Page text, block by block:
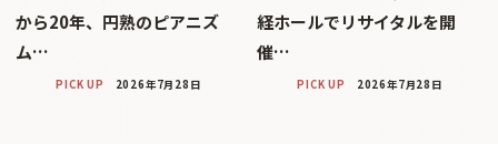
から20年、円熟のピアニズ
ム…
PICK UP 2026年7月28日
経ホールでリサイタルを開
催…
PICK UP 2026年7月28日